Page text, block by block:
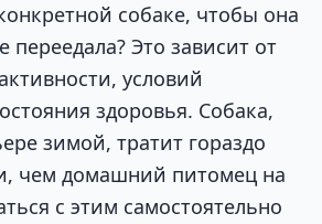
собаке, чтобы она
переедала? Это зависит от
условий
здоровья. Собака,
зимой, тратит гораздо
чем домашний питомец на
с этим самостоятельно